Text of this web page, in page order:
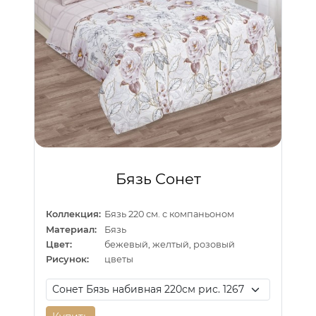
Бязь Сонет
Коллекция: Бязь 220 см. с компаньоном
Материал:
Бязь
Цвет:
бежевый, желтый, розовый
Рисунок:
цветы